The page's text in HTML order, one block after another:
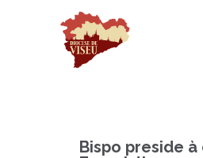
Bispo preside